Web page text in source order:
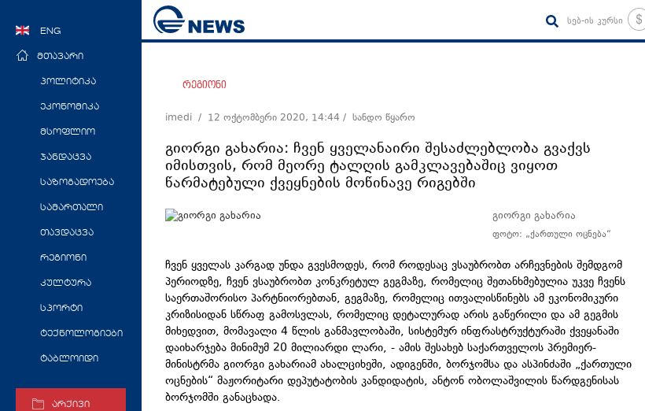
ENG
მთავარი
პოლიტიკა
ეკონომიკა
მსოფლიო
ჯანდაცვა
საზოგადოება
სამართალი
თავდაცვა
რეგიონი
კულტურა
სპორტი
ტექნოლოგიები
ტაბლოიდი
არქივი
სებ-ის კურსი
რეგიონი
imedi / 12 ოქტომბერი 2020, 14:44 / სანდო წყარო
გიორგი გახარია: ჩვენ ყველანაირი შესაძლებლობა გვაქვს
იმისთვის, რომ მეორე ტალღის გამკლავებაშიც ვიყოთ
წარმატებული ქვეყნების მოწინავე რიგებში
გიორგი გახარია
ფოტო: „ქართული ოცნება“
ჩვენ ყველას კარგად უნდა გვესმოდეს, რომ როდესაც ვსაუბრობთ არჩევნების შემდგომ
პერიოდზე, ჩვენ ვსაუბრობთ კონკრეტულ გეგმაზე, რომელიც შეთანხმებულია უკვე ჩვენს
საერთაშორისო პარტნიორებთან, გეგმაზე, რომელიც ითვალისწინებს ამ ეკონომიკური
კრიზისიდან სწრაფ გამოსვლას, რომელიც დეტალურად არის გაწერილი და ამ გეგმის
მიხედვით, მომავალი 4 წლის განმავლობაში, სისტემურ ინფრასტრუქტურაში ქვეყანაში
დაიხარჯება მინიმუმ 20 მილიარდი ლარი, - ამის შესახებ საქართველოს პრემიერ-
მინისტრმა გიორგი გახარიამ ახალციხეში, ადიგენში, ბორჯომსა და ასპინძაში „ქართული
ოცნების“ მაჟორიტარი დეპუტატობის კანდიდატის, ანტონ ობოლაშვილის წარდგენისას
ბორჯომში განაცხადა.